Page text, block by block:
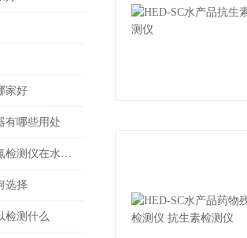
家好
有哪些用处
实验室氨氮总磷总氮检测仪在水资源保护发挥积极作用「霍尔德」
选择
检测什么